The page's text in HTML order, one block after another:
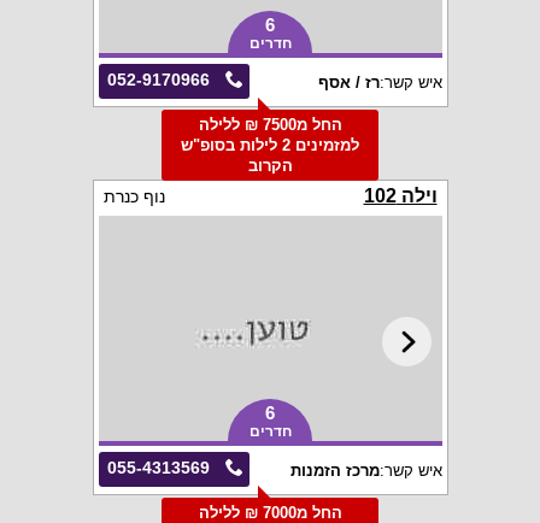
6
חדרים
052-9170966 איש קשר:רז / אסף
החל מ7500 ₪ ללילה
למזמינים 2 לילות בסופ"ש
הקרוב
וילה 102 נוף כנרת
6
חדרים
055-4313569 איש קשר:מרכז הזמנות
החל מ7000 ₪ ללילה